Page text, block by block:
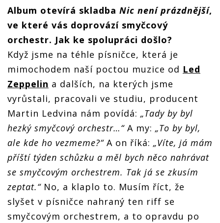
Album otevírá skladba Nic není prázdnější,
ve které vás doprovází smyčcový
orchestr. Jak ke spolupráci došlo?
Když jsme na téhle písničce, která je
mimochodem naší poctou muzice od Led
Zeppelin a dalších, na kterých jsme
vyrůstali, pracovali ve studiu, producent
Martin Ledvina nám povídá: „Tady by byl
hezký smyčcový orchestr…“A my: „To by byl,
ale kde ho vezmeme?“A on říká: „Víte, já mám
příští týden schůzku a měl bych něco nahrávat
se smyčcovým orchestrem. Tak já se zkusím
zeptat.“No, a klaplo to. Musím říct, že
slyšet v písničce nahraný ten riff se
smyčcovým orchestrem, a to opravdu po